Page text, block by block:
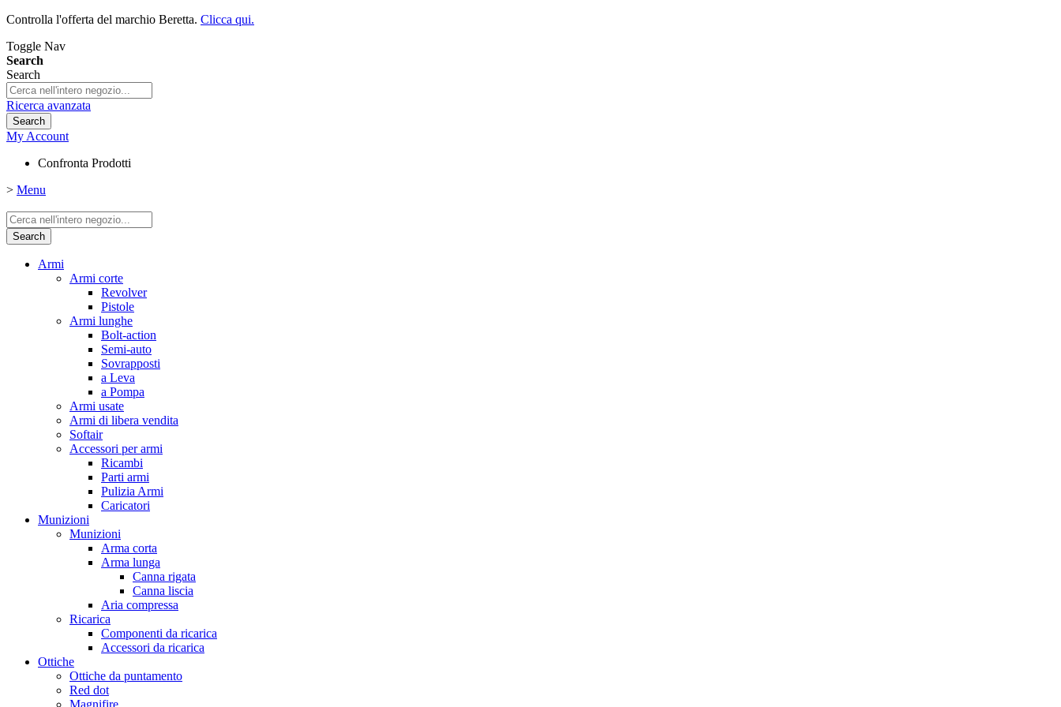
Controlla l'offerta del marchio Beretta. Clicca qui.
Toggle Nav
Search
Search
Ricerca avanzata
Search
My Account
Confronta Prodotti
> Menu
Search
Armi
Armi corte
Revolver
Pistole
Armi lunghe
Bolt-action
Semi-auto
Sovrapposti
a Leva
a Pompa
Armi usate
Armi di libera vendita
Softair
Accessori per armi
Ricambi
Parti armi
Pulizia Armi
Caricatori
Munizioni
Munizioni
Arma corta
Arma lunga
Canna rigata
Canna liscia
Aria compressa
Ricarica
Componenti da ricarica
Accessori da ricarica
Ottiche
Ottiche da puntamento
Red dot
Magnifire